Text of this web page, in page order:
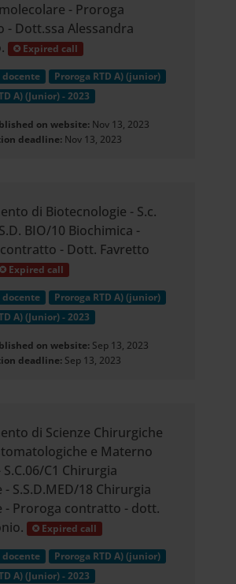
- Proroga
- Dott.ssa Alessandra
Expired call
docente
Proroga RTD A) (junior)
A) (Junior) - 2023
on website: Nov 13, 2023
deadline: Nov 13, 2023
di Biotecnologie - S.c.
BIO/10 Biochimica -
- Dott. Favretto
Expired call
docente
Proroga RTD A) (junior)
A) (Junior) - 2023
on website: Sep 13, 2023
deadline: Sep 13, 2023
di Scienze Chirurgiche
e Materno
C1 Chirurgia
- S.S.D.MED/18 Chirurgia
- Proroga contratto - dott.
Expired call
docente
Proroga RTD A) (junior)
A) (Junior) - 2023